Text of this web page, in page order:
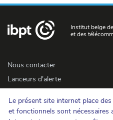
Le présent site internet place
et fonctionnels sont
Institut belge
et des
Nous contacter
Lanceurs d'alerte
Accessibilité